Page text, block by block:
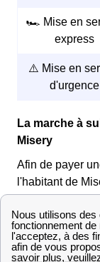
🏎️ Mise en
express
⚠️ Mise en
d'urgence
La marche à
Misery
Afin de payer
l'habitant de